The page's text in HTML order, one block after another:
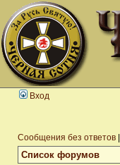
Вход
Сообщения без ответов
Список форумов